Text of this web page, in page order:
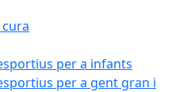
per a infants
per a gent gran i